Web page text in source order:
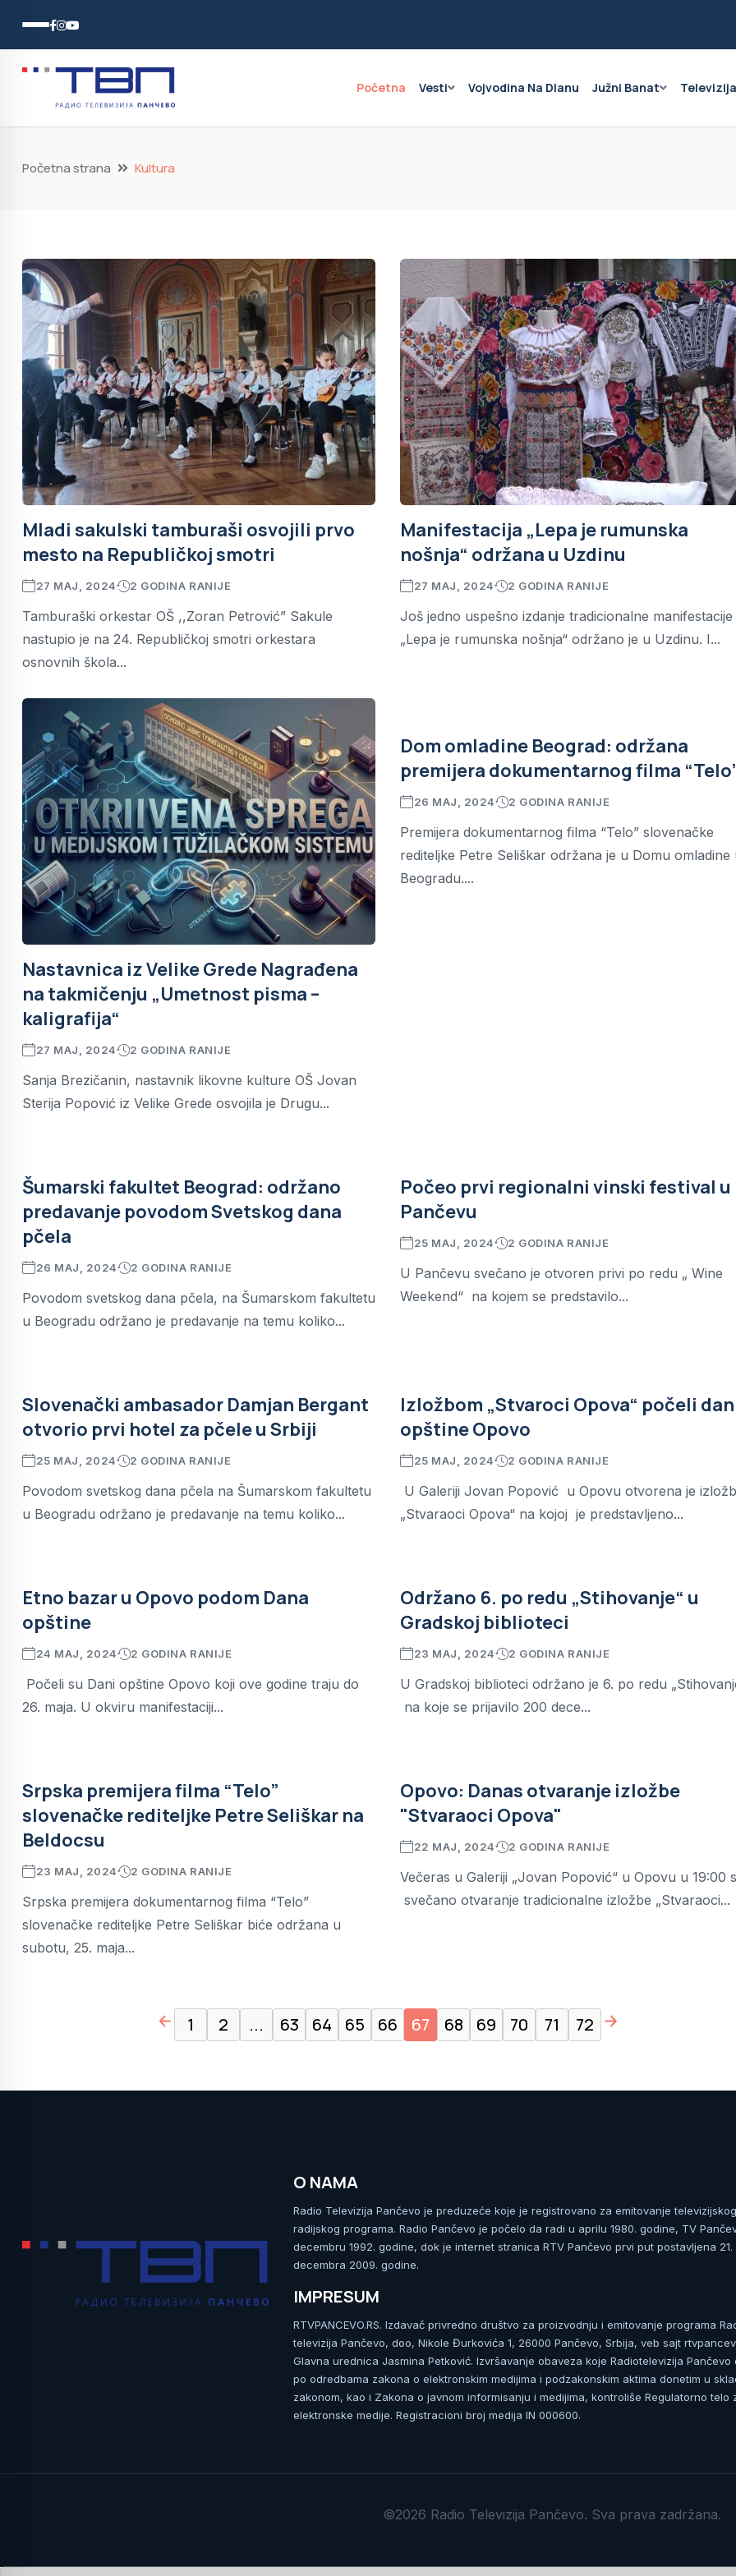
Početna Vesti Vojvodina Na Dlanu Južni Banat
Početna strana Kultura
Mladi sakulski tamburaši osvojili prvo
mesto na Republičkoj smotri
27 MAJ, 2024 2 GODINA RANIJE
Tamburaški orkestar OŠ ,,Zoran Petrović” Sakule
nastupio je na 24. Republičkoj smotri orkestara
osnovnih škola...
Manifestacija „Lepa je rumunska
nošnja“ održana u Uzdinu
27 MAJ, 2024 2 GODINA RANIJE
Još jedno uspešno izdanje tradicionalne manifestacije
„Lepa je rumunska nošnja“ održano je u Uzdinu. I...
Nastavnica iz Velike Grede Nagrađena
na takmičenju „Umetnost pisma –
kaligrafija“
27 MAJ, 2024 2 GODINA RANIJE
Sanja Brezičanin, nastavnik likovne kulture OŠ Jovan
Sterija Popović iz Velike Grede osvojila je Drugu...
Dom omladine Beograd: održana
premijera dokumentarnog filma
26 MAJ, 2024 2 GODINA RANIJE
Premijera dokumentarnog filma “Telo” slovenačke
rediteljke Petre Seliškar održana je u Domu omladine
Beogradu....
Šumarski fakultet Beograd: održano
predavanje povodom Svetskog dana
pčela
26 MAJ, 2024 2 GODINA RANIJE
Povodom svetskog dana pčela, na Šumarskom fakultetu
u Beogradu održano je predavanje na temu koliko...
Počeo prvi regionalni vinski festival u
Pančevu
25 MAJ, 2024 2 GODINA RANIJE
U Pančevu svečano je otvoren privi po redu „ Wine
Weekend“ na kojem se predstavilo...
Slovenački ambasador Damjan Bergant
otvorio prvi hotel za pčele u Srbiji
25 MAJ, 2024 2 GODINA RANIJE
Povodom svetskog dana pčela na Šumarskom fakultetu
u Beogradu održano je predavanje na temu koliko...
Izložbom „Stvaroci Opova“ počeli
opštine Opovo
25 MAJ, 2024 2 GODINA RANIJE
U Galeriji Jovan Popović u Opovu otvorena je
„Stvaraoci Opova“ na kojoj je predstavljeno...
Etno bazar u Opovo podom Dana
opštine
24 MAJ, 2024 2 GODINA RANIJE
Počeli su Dani opštine Opovo koji ove godine traju do
26. maja. U okviru manifestaciji...
Održano 6. po redu „Stihovanje“ u
Gradskoj biblioteci
23 MAJ, 2024 2 GODINA RANIJE
U Gradskoj biblioteci održano je 6. po redu
na koje se prijavilo 200 dece...
Srpska premijera filma “Telo”
slovenačke rediteljke Petre Seliškar na
Beldocsu
23 MAJ, 2024 2 GODINA RANIJE
Srpska premijera dokumentarnog filma “Telo”
slovenačke rediteljke Petre Seliškar biće održana u
subotu, 25. maja...
Opovo: Danas otvaranje izložbe
"Stvaraoci Opova"
22 MAJ, 2024 2 GODINA RANIJE
Večeras u Galeriji „Jovan Popović“ u Opovu u 19:00
svečano otvaranje tradicionalne izložbe „Stvaraoci...
page left arrow
1 2 ... 63 64 65 66 67 68 69 70 71 72
O NAMA
Radio Televizija Pančevo je preduzeće koje je registrovano za emitovanje
radijskog programa. Radio Pančevo je počelo da radi u aprilu 1980. godine, TV
decembru 1992. godine, dok je internet stranica RTV Pančevo prvi put postavljena 21.
decembra 2009. godine.
IMPRESUM
RTVPANCEVO.RS. Izdavač privredno društvo za proizvodnju i emitovanje programa
televizija Pančevo, doo, Nikole Đurkovića 1, 26000 Pančevo, Srbija, veb sajt
Glavna urednica Jasmina Petković. Izvršavanje obaveza koje Radiotelevizija Pančevo
po odredbama zakona o elektronskim medijima i podzakonskim aktima donetim u
zakonom, kao i Zakona o javnom informisanju i medijima, kontroliše Regulatorno telo
elektronske medije. Registracioni broj medija IN 000600.
©2026 Radio Televizija Pančevo. Sva prava zadržana.